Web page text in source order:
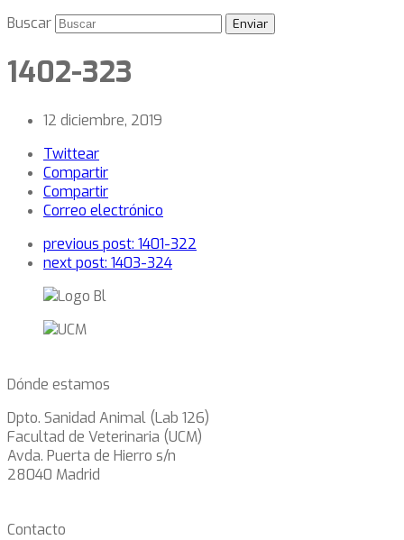
Buscar
Enviar
1402-323
12 diciembre, 2019
Twittear
Compartir
Compartir
Correo electrónico
previous post: 1401-322
next post: 1403-324
Dónde estamos
Dpto. Sanidad Animal (Lab 126)
Facultad de Veterinaria (UCM)
Avda. Puerta de Hierro s/n
28040 Madrid
Contacto